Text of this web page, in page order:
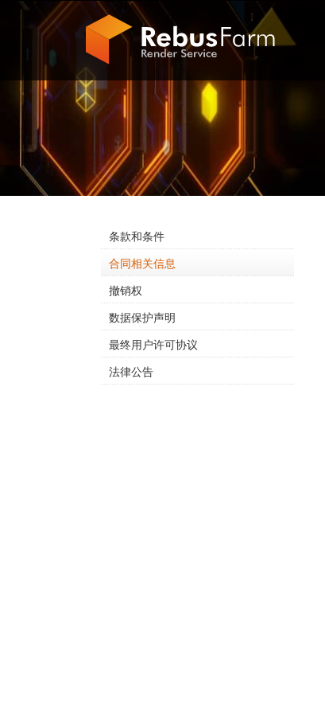
条款和条件
合同相关信息
撤销权
数据保护声明
最终用户许可协议
法律公告